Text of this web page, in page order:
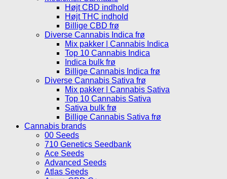
Højt CBD indhold
Højt THC indhold
Billige CBD frø
Diverse Cannabis Indica frø
Mix pakker | Cannabis Indica
Top 10 Cannabis Indica
Indica bulk frø
Billige Cannabis Indica frø
Diverse Cannabis Sativa frø
Mix pakker | Cannabis Sativa
Top 10 Cannabis Sativa
Sativa bulk frø
Billige Cannabis Sativa frø
Cannabis brands
00 Seeds
710 Genetics Seedbank
Ace Seeds
Advanced Seeds
Atlas Seeds